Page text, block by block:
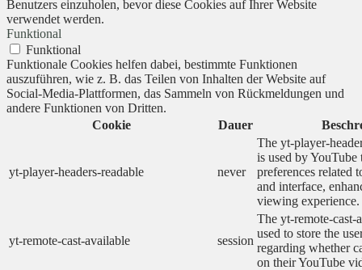
Benutzers einzuholen, bevor diese Cookies auf Ihrer Website
verwendet werden.
Funktional
Funktional
Funktionale Cookies helfen dabei, bestimmte Funktionen
auszuführen, wie z. B. das Teilen von Inhalten der Website auf
Social-Media-Plattformen, das Sammeln von Rückmeldungen und
andere Funktionen von Dritten.
Cookie
Dauer
yt-player-headers-readable never
The yt-player-
is used by YouTube
preferences related
and interface,
viewing experience.
yt-remote-cast-available session
The yt-remote-cast-
used to store the
regarding whether
on their YouTube